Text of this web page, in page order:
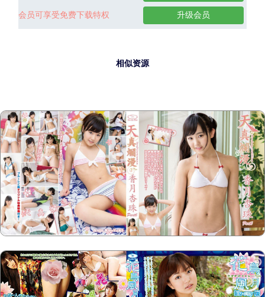
会员可享受免费下载特权 升级会员
相似资源